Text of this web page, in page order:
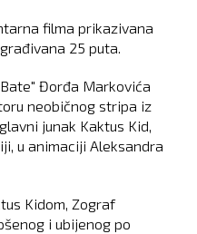
filma prikazivana
25 puta.
Đorđa Markovića
neobičnog stripa iz
junak Kaktus Kid,
u animaciji Aleksandra
Kidom, Zograf
i ubijenog po